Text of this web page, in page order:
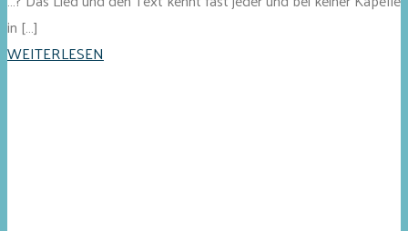
in […]
WEITERLESEN